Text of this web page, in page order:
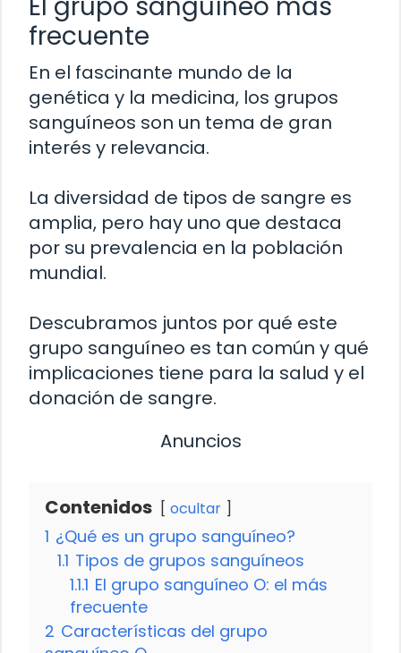
frecuente
En el fascinante mundo de la
genética y la medicina, los grupos
sanguíneos son un tema de gran
interés y relevancia.
La diversidad de tipos de sangre es
amplia, pero hay uno que destaca
por su prevalencia en la población
mundial.
Descubramos juntos por qué este
grupo sanguíneo es tan común y qué
implicaciones tiene para la salud y el
donación de sangre.
Anuncios
Contenidos ocultar
1 ¿Qué es un grupo sanguíneo?
1.1 Tipos de grupos sanguíneos
1.1.1 El grupo sanguíneo O: el más
frecuente
2 Características del grupo